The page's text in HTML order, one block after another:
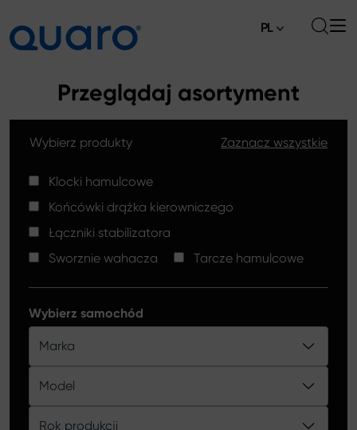
Klocki hamulcowe
Tarcze hamulcowe High Carbon
Końcówki drążków kierowniczych
Klocki hamulcowe Silver Ceramic
Katalog
Aktualności
Gdzie kupić
Kontakt
PL
Przeglądaj asortyment
Wybierz produkty Zaznacz wszystkie
Klocki hamulcowe
Końcówki drążka kierowniczego
Łączniki stabilizatora
Sworznie wahacza
Tarcze hamulcowe
Wybierz samochód
Marka
Model
Rok produkcji